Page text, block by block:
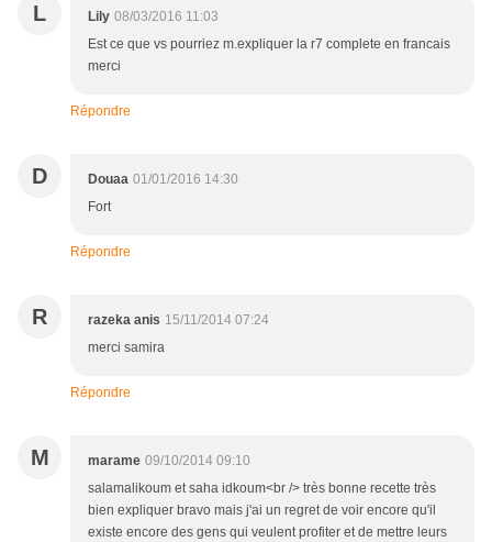
L Lily 08/03/2016 11:03
Est ce que vs pourriez m.expliquer la r7 complete en francais
merci
Répondre
D Douaa 01/01/2016 14:30
Fort
Répondre
R razeka anis 15/11/2014 07:24
merci samira
Répondre
M marame 09/10/2014 09:10
salamalikoum et saha idkoum<br /> très bonne recette très
bien expliquer bravo mais j'ai un regret de voir encore qu'il
existe encore des gens qui veulent profiter et de mettre leurs